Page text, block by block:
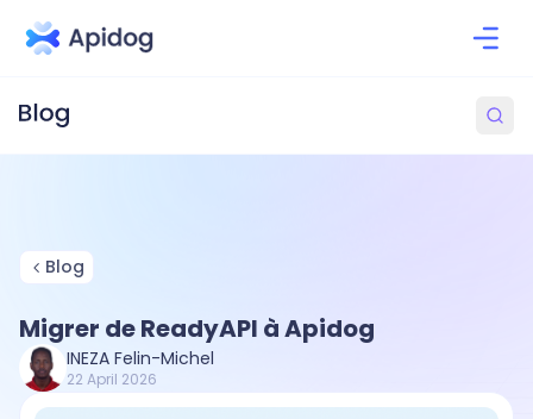
Blog
Migrer de ReadyAPI à Apidog
INEZA Felin-Michel
22 April 2026